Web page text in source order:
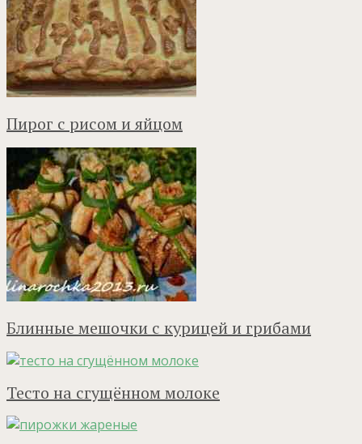
Пирог с рисом и яйцом
Блинные мешочки с курицей и грибами
Тесто на сгущённом молоке